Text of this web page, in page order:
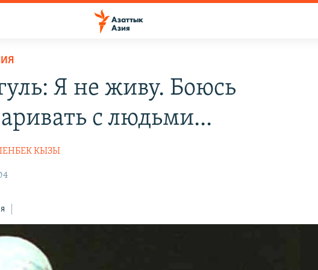
Я не живу. Боюсь
с людьми...
КЫЗЫ